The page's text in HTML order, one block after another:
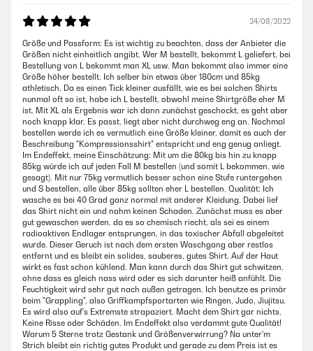
24/08/2022
Größe und Passform: Es ist wichtig zu beachten, dass der Anbieter die
Größen nicht einheitlich angibt. Wer M bestellt, bekommt L geliefert, bei
Bestellung von L bekommt man XL usw. Man bekommt also immer eine
Größe höher bestellt. Ich selber bin etwas über 180cm und 85kg
athletisch. Da es einen Tick kleiner ausfällt, wie es bei solchen Shirts
nunmal oft so ist, habe ich L bestellt, obwohl meine Shirtgröße eher M
ist. Mit XL als Ergebnis war ich dann zunächst geschockt, es geht aber
noch knapp klar. Es passt, liegt aber nicht durchweg eng an. Nochmal
bestellen werde ich es vermutlich eine Größe kleiner, damit es auch der
Beschreibung "Kompressionsshirt" entspricht und eng genug anliegt.
Im Endeffekt, meine Einschätzung: Mit um die 80kg bis hin zu knapp
85kg würde ich auf jeden Fall M bestellen (und somit L bekommen, wie
gesagt). Mit nur 75kg vermutlich besser schon eine Stufe runtergehen
und S bestellen, alle über 85kg sollten eher L bestellen. Qualität: Ich
wasche es bei 40 Grad ganz normal mit anderer Kleidung. Dabei lief
das Shirt nicht ein und nahm keinen Schaden. Zunächst muss es aber
gut gewaschen werden, da es so chemisch riecht, als sei es einem
radioaktiven Endlager entsprungen, in das toxischer Abfall abgeleitet
wurde. Dieser Geruch ist nach dem ersten Waschgang aber restlos
entfernt und es bleibt ein solides, sauberes, gutes Shirt. Auf der Haut
wirkt es fast schon kühlend. Man kann durch das Shirt gut schwitzen,
ohne dass es gleich nass wird oder es sich darunter heiß anfühlt. Die
Feuchtigkeit wird sehr gut nach außen getragen. Ich benutze es primär
beim "Grappling", also Griffkampfsportarten wie Ringen, Judo, Jiujitsu.
Es wird also auf's Extremste strapaziert. Macht dem Shirt gar nichts.
Keine Risse oder Schäden. Im Endeffekt also verdammt gute Qualität!
Warum 5 Sterne trotz Gestank und Größenverwirrung? Na unter'm
Strich bleibt ein richtig gutes Produkt und gerade zu dem Preis ist es